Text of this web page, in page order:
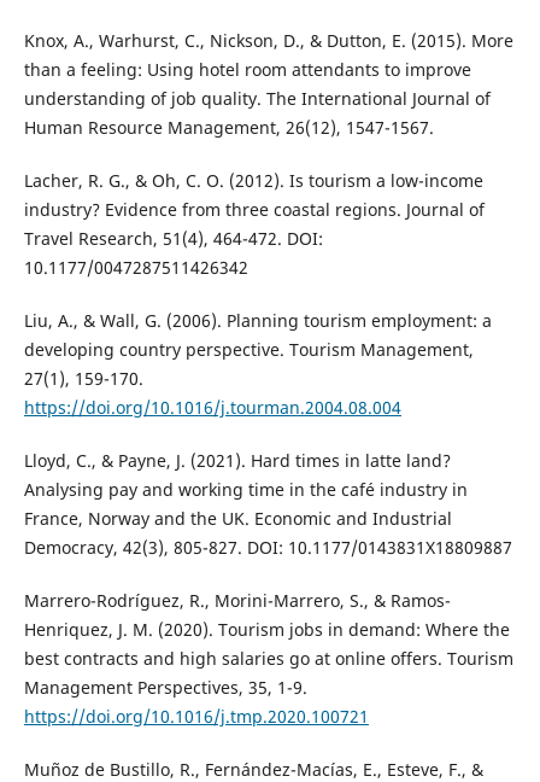
Knox, A., Warhurst, C., Nickson, D., & Dutton, E. (2015). More
than a feeling: Using hotel room attendants to improve
understanding of job quality. The International Journal of
Human Resource Management, 26(12), 1547-1567.
Lacher, R. G., & Oh, C. O. (2012). Is tourism a low-income
industry? Evidence from three coastal regions. Journal of
Travel Research, 51(4), 464-472. DOI:
10.1177/0047287511426342
Liu, A., & Wall, G. (2006). Planning tourism employment: a
developing country perspective. Tourism Management,
27(1), 159-170.
https://doi.org/10.1016/j.tourman.2004.08.004
Lloyd, C., & Payne, J. (2021). Hard times in latte land?
Analysing pay and working time in the café industry in
France, Norway and the UK. Economic and Industrial
Democracy, 42(3), 805-827. DOI: 10.1177/0143831X18809887
Marrero-Rodríguez, R., Morini-Marrero, S., & Ramos-
Henriquez, J. M. (2020). Tourism jobs in demand: Where the
best contracts and high salaries go at online offers. Tourism
Management Perspectives, 35, 1-9.
https://doi.org/10.1016/j.tmp.2020.100721
Muñoz de Bustillo, R., Fernández-Macías, E., Esteve, F., &